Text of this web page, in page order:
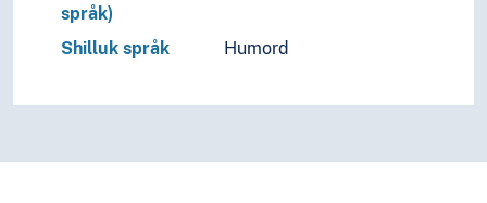
språk)
Shilluk språk Humord